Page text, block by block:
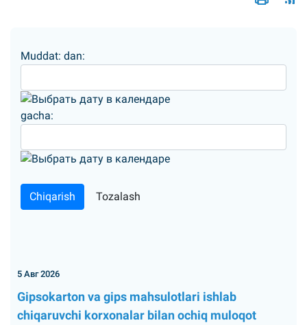
Muddat: dan:
gacha:
5 Авг 2026
Gipsokarton va gips mahsulotlari ishlab
chiqaruvchi korxonalar bilan ochiq muloqot